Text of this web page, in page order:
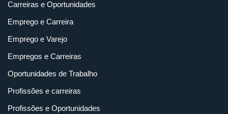
Carreiras e Oportunidades
Emprego e Carreira
Emprego e Varejo
Empregos e Carreiras
Oportunidades de Trabalho
Profissões e carreiras
Profissões e Oportunidades